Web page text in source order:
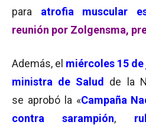
para atrofia muscular
reunión por Zolgensma,
Además, el miércoles 15
ministra de Salud
de la
se aprobó la «Campaña
contra sarampión,